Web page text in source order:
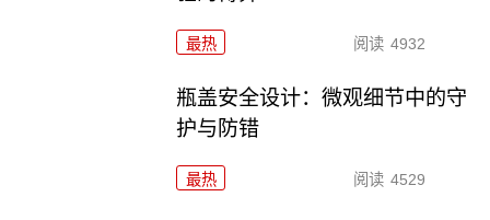
最热 阅读 4932
瓶盖安全设计：微观细节中的守
护与防错
最热 阅读 4529